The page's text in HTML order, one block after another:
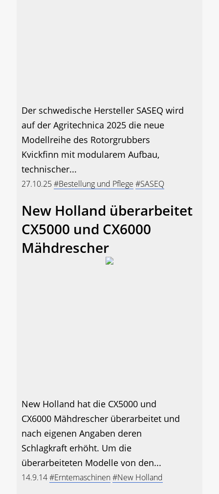
Der schwedische Hersteller SASEQ wird
auf der Agritechnica 2025 die neue
Modellreihe des Rotorgrubbers
Kvickfinn mit modularem Aufbau,
technischer...
27.10.25#Bestellung und Pflege #SASEQ
New Holland überarbeitet
CX5000 und CX6000
Mähdrescher
New Holland hat die CX5000 und
CX6000 Mähdrescher überarbeitet und
nach eigenen Angaben deren
Schlagkraft erhöht. Um die
überarbeiteten Modelle von den...
14.9.14#Erntemaschinen#New Holland